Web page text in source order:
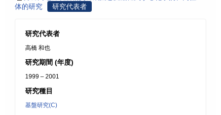
体的研究
研究代表者
研究代表者
高橋 和也
研究期間 (年度)
1999 – 2001
研究種目
基盤研究(C)